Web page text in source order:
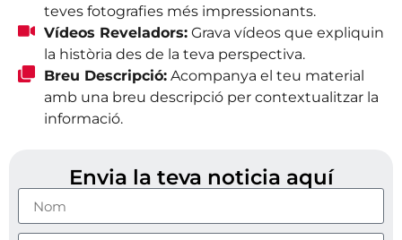
teves fotografies més impressionants.
Vídeos Reveladors:Grava vídeos que expliquin
la història des de la teva perspectiva.
Breu Descripció:Acompanya el teu material
amb una breu descripció per contextualitzar la
informació.
Envia la teva noticia aquí